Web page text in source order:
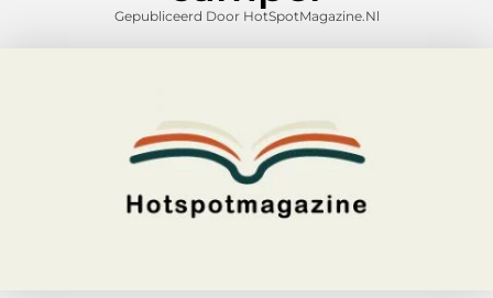
Gepubliceerd Door HotSpotMagazine.nl